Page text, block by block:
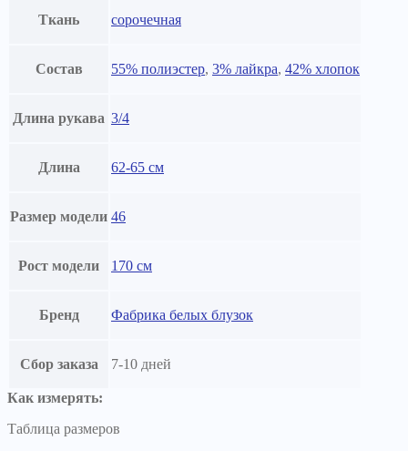
Ткань сорочечная
Состав 55% полиэстер, 3% лайкра, 42% хлопок
Длина рукава 3/4
Длина 62-65 см
Размер модели 46
Рост модели 170 см
Бренд Фабрика белых блузок
Сбор заказа 7-10 дней
Как измерять:
Таблица размеров